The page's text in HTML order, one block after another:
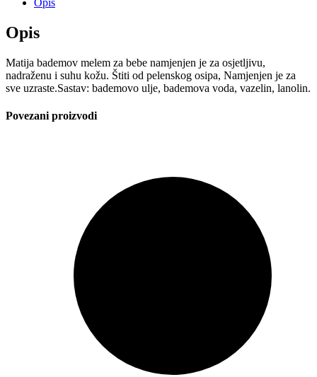
Opis
Matija bademov melem za bebe namjenjen je za osjetljivu,
nadraženu i suhu kožu. Štiti od pelenskog osipa, Namjenjen je za
sve uzraste.Sastav: bademovo ulje, bademova voda, vazelin, lanolin.
Povezani proizvodi